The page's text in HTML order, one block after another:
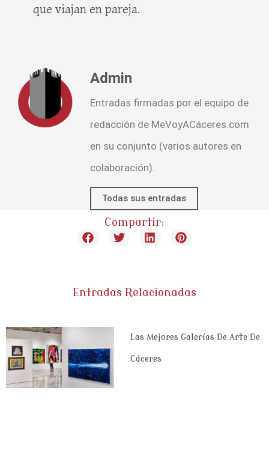
que viajan en pareja.
Admin
Entradas firmadas por el equipo de
redacción de MeVoyACáceres.com
en su conjunto (varios autores en
colaboración).
Todas sus entradas
Compartir:
Entradas Relacionadas
Las Mejores Galerías De Arte De
Cáceres